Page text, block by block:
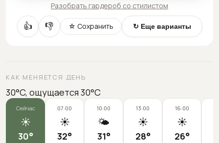
Разобрать гардероб со стилистом
👍 👎 ☆ Сохранить ↻ Еще варианты
КАК МЕНЯЕТСЯ ДЕНЬ
30°C, ощущается 30°C
Сейчас
☀️
30°
07:00
☀️
32°
10:00
🌤️
31°
13:00
☀️
28°
16:00
☀️
26°